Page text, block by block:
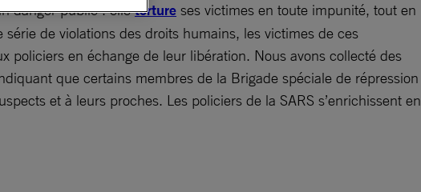
danger public : elletorture ses victimes en toute impunité, tout en
de violations des droits humains, les victimes de ces
policiers en échange de leur libération. Nous avons collecté des
que certains membres de la Brigade spéciale de répression
et à leurs proches. Les policiers de la SARS s’enrichissent en